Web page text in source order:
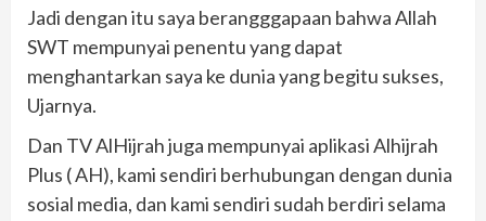
Jadi dengan itu saya berangggapaan bahwa Allah
SWT mempunyai penentu yang dapat
menghantarkan saya ke dunia yang begitu sukses,
Ujarnya.
Dan TV AlHijrah juga mempunyai aplikasi Alhijrah
Plus ( AH), kami sendiri berhubungan dengan dunia
sosial media, dan kami sendiri sudah berdiri selama